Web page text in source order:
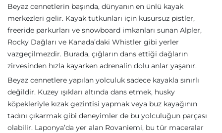
Beyaz cennetlerin başında, dünyanın en ünlü kayak
merkezleri gelir. Kayak tutkunları için kusursuz pistler,
freeride parkurları ve snowboard imkanları sunan Alpler,
Rocky Dağları ve Kanada’daki Whistler gibi yerler
vazgeçilmezdir. Burada, çığların dans ettiği dağların
zirvesinden hızla kayarken adrenalin dolu anlar yaşanır.
Beyaz cennetlere yapılan yolculuk sadece kayakla sınırlı
değildir. Kuzey ışıkları altında dans etmek, husky
köpekleriyle kızak gezintisi yapmak veya buz kayağının
tadını çıkarmak gibi deneyimler de bu yolculuğun parçası
olabilir. Laponya’da yer alan Rovaniemi, bu tür maceralar